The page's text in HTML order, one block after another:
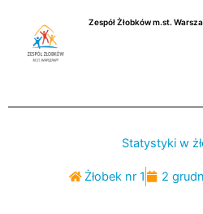
Zespół Żłobków m.st.
Statystyki w
Żłobek nr 1 2